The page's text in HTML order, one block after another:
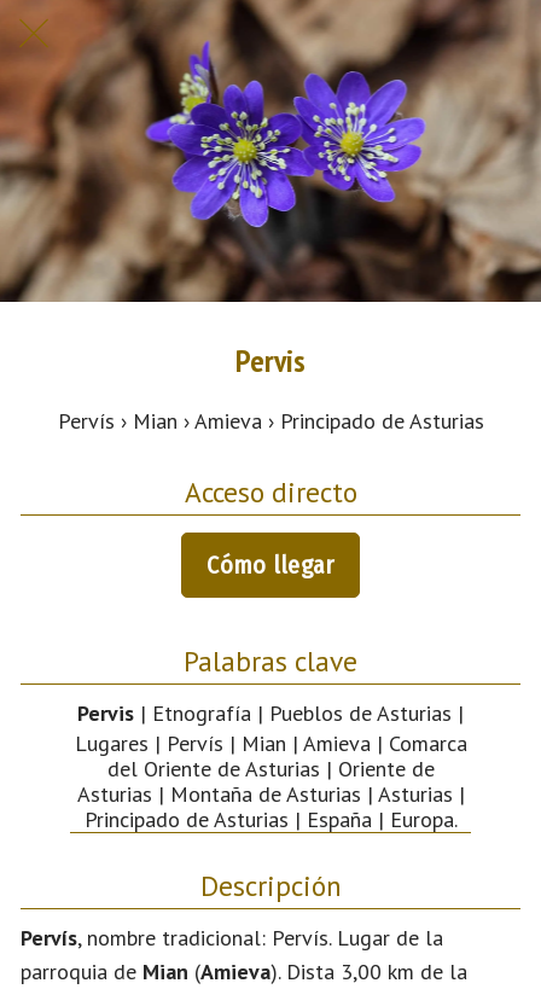
Pervis
Pervís › Mian › Amieva › Principado de Asturias
Acceso directo
Cómo llegar
Palabras clave
Pervis | Etnografía | Pueblos de Asturias |
Lugares | Pervís | Mian | Amieva | Comarca
del Oriente de Asturias | Oriente de
Asturias | Montaña de Asturias | Asturias |
Principado de Asturias | España | Europa.
Descripción
Pervís, nombre tradicional: Pervís. Lugar de la
parroquia de Mian (Amieva). Dista 3,00 km de la